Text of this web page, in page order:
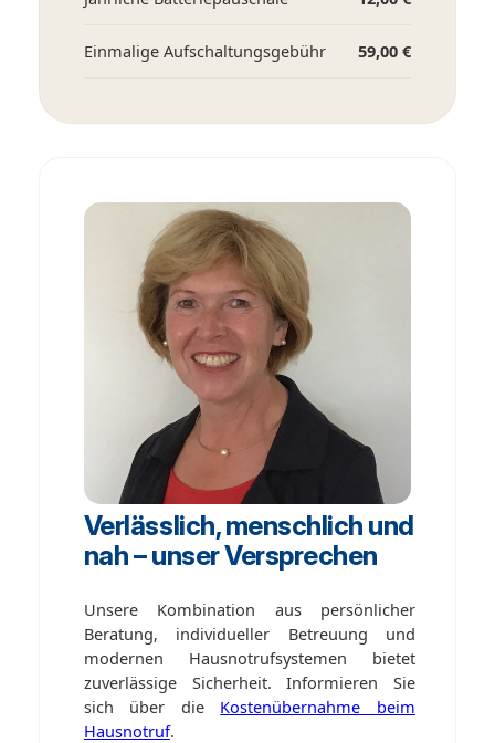
Einmalige Aufschaltungsgebühr 59,00 €
Verlässlich, menschlich und
nah – unser Versprechen
Unsere Kombination aus persönlicher
Beratung, individueller Betreuung und
modernen Hausnotrufsystemen bietet
zuverlässige Sicherheit. Informieren Sie
sich über die Kostenübernahme beim
Hausnotruf.